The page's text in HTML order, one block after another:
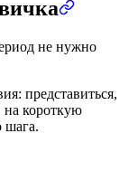
не нужно
представиться,
на короткую
шага.